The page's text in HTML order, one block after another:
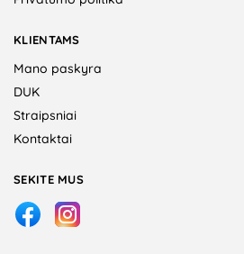
KLIENTAMS
Mano paskyra
DUK
Straipsniai
Kontaktai
SEKITE MUS